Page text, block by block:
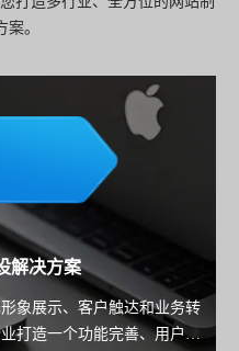
案。
解决方案
象展示、客户触达和业务转
打造一个功能完善、用户体